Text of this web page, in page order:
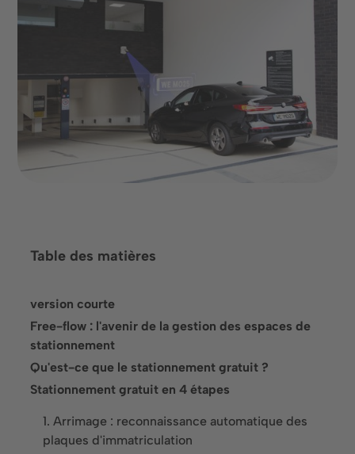
Table des matières
version courte
Free-flow : l'avenir de la gestion des espaces de
stationnement
Qu'est-ce que le stationnement gratuit ?
Stationnement gratuit en 4 étapes
1. Arrimage : reconnaissance automatique des
plaques d'immatriculation
Prendre rendez-vous
Langue
Solutions
Surveillance du stationnement
Gestion du stationnement